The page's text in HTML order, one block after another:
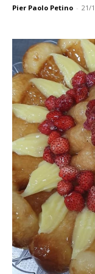
Pier Paolo Petino - 21/